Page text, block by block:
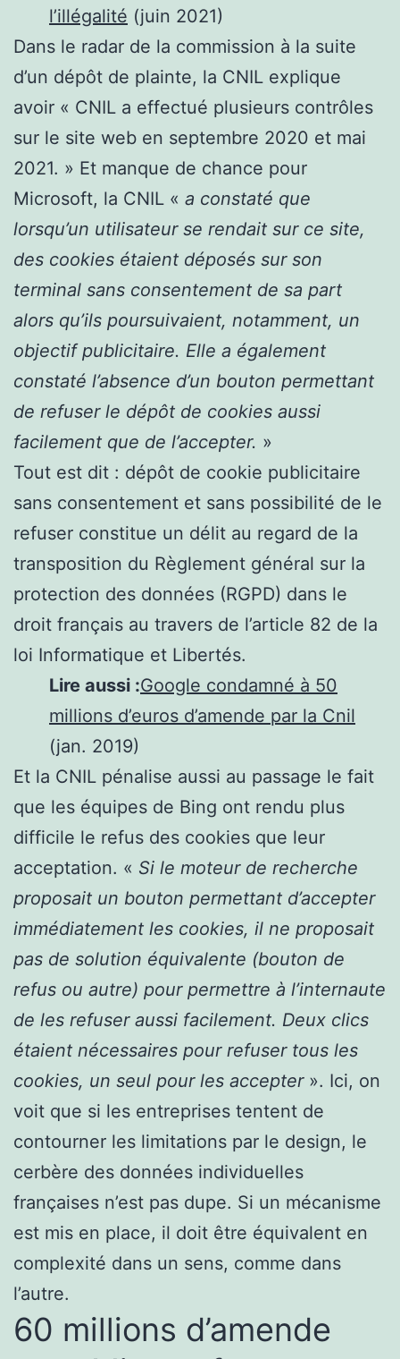
l’illégalité (juin 2021)
Dans le radar de la commission à la suite
d’un dépôt de plainte, la CNIL explique
avoir « CNIL a effectué plusieurs contrôles
sur le site web en septembre 2020 et mai
2021. » Et manque de chance pour
Microsoft, la CNIL « a constaté que
lorsqu’un utilisateur se rendait sur ce site,
des cookies étaient déposés sur son
terminal sans consentement de sa part
alors qu’ils poursuivaient, notamment, un
objectif publicitaire. Elle a également
constaté l’absence d’un bouton permettant
de refuser le dépôt de cookies aussi
facilement que de l’accepter. »
Tout est dit : dépôt de cookie publicitaire
sans consentement et sans possibilité de le
refuser constitue un délit au regard de la
transposition du Règlement général sur la
protection des données (RGPD) dans le
droit français au travers de l’article 82 de la
loi Informatique et Libertés.
Lire aussi :Google condamné à 50
millions d’euros d’amende par la Cnil
(jan. 2019)
Et la CNIL pénalise aussi au passage le fait
que les équipes de Bing ont rendu plus
difficile le refus des cookies que leur
acceptation. « Si le moteur de recherche
proposait un bouton permettant d’accepter
immédiatement les cookies, il ne proposait
pas de solution équivalente (bouton de
refus ou autre) pour permettre à l’internaute
de les refuser aussi facilement. Deux clics
étaient nécessaires pour refuser tous les
cookies, un seul pour les accepter ». Ici, on
voit que si les entreprises tentent de
contourner les limitations par le design, le
cerbère des données individuelles
françaises n’est pas dupe. Si un mécanisme
est mis en place, il doit être équivalent en
complexité dans un sens, comme dans
l’autre.
60 millions d’amende